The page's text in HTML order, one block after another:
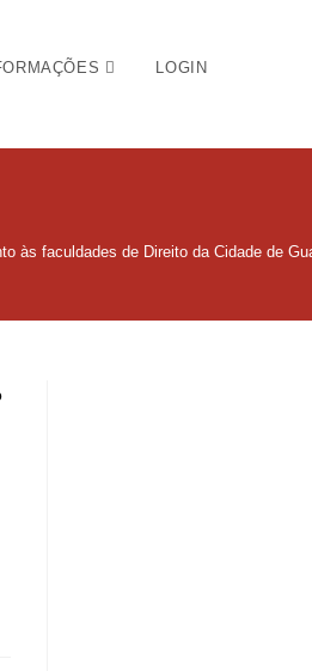
LOGIN
às faculdades de Direito da Cidade de